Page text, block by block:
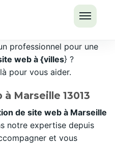
LE
professionnel pour une
web à {villes} ?
pour vous aider.
Marseille 13013
de site web à Marseille
notre expertise depuis
et vous